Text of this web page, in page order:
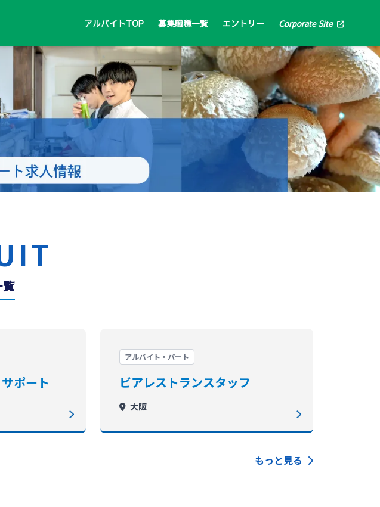
アルバイトTOP 募集職種一覧 エントリー Corporate Site
覧
ポート
アルバイト・パート
ビアレストランスタッフ
大阪
もっと見る